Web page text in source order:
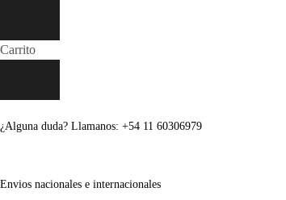
Carrito
¿Alguna duda? Llamanos: +54 11 60306979
Envios nacionales e internacionales